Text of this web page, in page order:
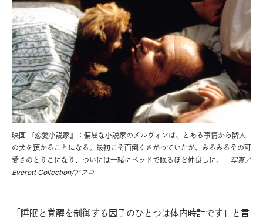
映画 『恋愛小説家』：偏屈な小説家のメルヴィンは、とある事情から隣人
の犬を預かることになる。最初こそ面倒くさがっていたが、みるみるその可
愛さのとりこになり、ついには一緒にベッドで眠るほど仲良しに。 写真／
Everett Collection/アフロ
「睡眠と覚醒を制御する因子のひとつは体内時計です」と言